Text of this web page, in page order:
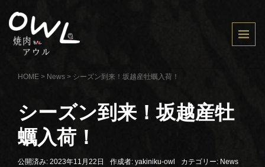
HOME > News > シーズン到来！坂越産牡蠣入荷！
シーズン到来！坂越産牡
蠣入荷！
公開済み: 2023年11月22日 作成者: yakiniku-owl カテゴリー: News